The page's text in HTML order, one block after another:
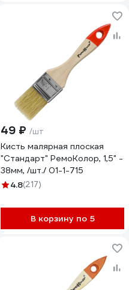
49 ₽ /шт
Кисть малярная плоская
"Стандарт" РемоКолор, 1,5" -
38мм, /шт./ 01-1-715
4.8(217)
В корзину по 5